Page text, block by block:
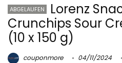
ABGELAUFEN
Lorenz
Crunchips Sour
(10 x 150 g)
couponmore 04/11/2024